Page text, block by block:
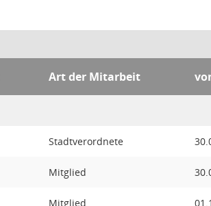
Art der Mitarbeit
Stadtverordnete
Mitglied
Mitglied